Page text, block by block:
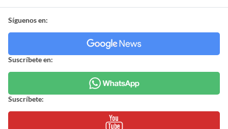
Síguenos en:
Suscríbete en:
Suscríbete: